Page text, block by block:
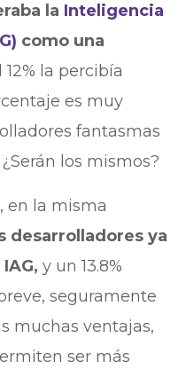
la Inteligencia
como una
12% la percibía
es muy
fantasmas
los mismos?
en la misma
desarrolladores ya
IAG,y un 13.8%
seguramente
muchas ventajas,
ser más